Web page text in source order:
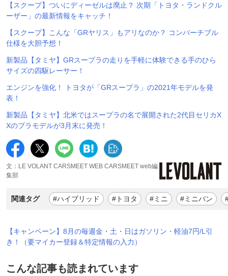
【スクープ】ついにディーゼルは廃止？ 次期「トヨタ・ランドクル
ーザー」の最新情報をキャッチ！
【スクープ】こんな「GRヤリス」もアリなのか？ コンバーチブル
仕様を大胆予想！
新製品【タミヤ】GRスープラの走りを手軽に体験できる手のひら
サイズの四駆レーサー！
エンジンを強化！ トヨタが「GRスープラ」の2021年モデルを発
表！
新製品【タミヤ】北米ではスープラの名で展開された2代目セリカX
Xのプラモデルが3月末に発売！
文：LE VOLANT CARSMEET WEB CARSMEET web編
集部
関連タグ #ハイブリッド #トヨタ #ミニ #ミニバン
【キャンペーン】8月の毎週金・土・日はガソリン・軽油7円/L引
き！（要マイカー登録＆特定情報の入力）
こんな記事も読まれています